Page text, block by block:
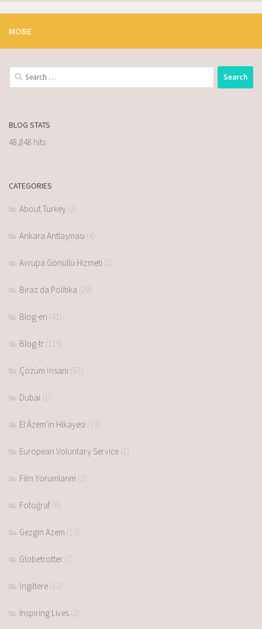
MORE
BLOG STATS
48,848 hits
CATEGORIES
About Turkey (2)
Ankara Antlaşması (4)
Avrupa Gönüllü Hizmeti (2)
Biraz da Politika (29)
Blog-en (41)
Blog-tr (116)
Çözüm İnsanı (57)
Dubai (1)
El Âzem'in Hikayesi (19)
European Voluntary Service (1)
Film Yorumlarım (2)
Fotoğraf (6)
Gezgin Azem (15)
Globetrotter (7)
İngiltere (12)
Inspiring Lives (2)